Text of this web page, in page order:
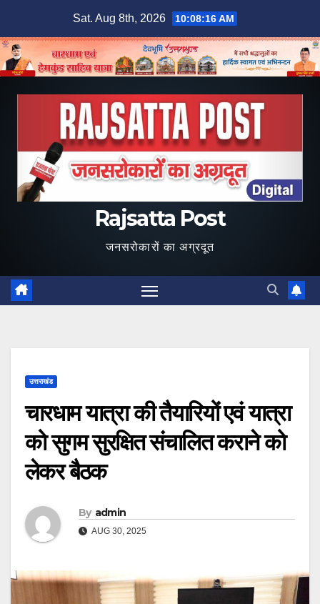
content
Sat. Aug 8th, 2026 10:08:17 AM
Rajsatta Post
जनसरोकारों का अग्रदूत
उत्तराखंड
चारधाम यात्रा की तैयारियों एवं यात्रा
को सुगम सुरक्षित संचालित कराने को
लेकर बैठक
By admin
AUG 30, 2025